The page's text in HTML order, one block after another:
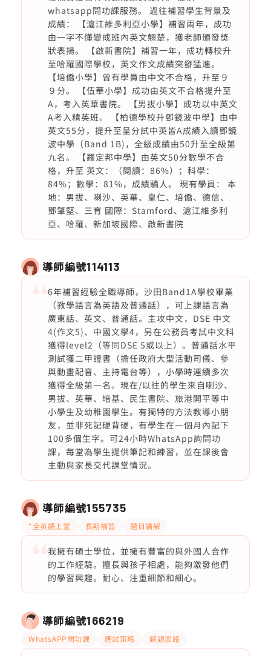
whatsapp問功課服務。 過往補習學生背景及
成績： 【滬江維多利亞小學】補習兩年，成功
由一字不懂變成班內英文翹楚，獲老師頒發獎
狀表揚。 【啟新書院】補習一年，成功轉校升
至哈羅國際學校，英文作文成績突發猛進。
【培僑小學】曾有學員由中文不合格，升至９
９分。 【伍華小學】成功由英文不合格提升至
A，考入英華書院。 【男拔小學】成功以中英文
A考入精英班。 【柏德學校升鄧鏡波中學】由中
英文55分，提升至呈分試中英皆A成績入讀鄧鏡
波中學（Band 1B)，全級成績由50升至全級第
九名。 【羅定邦中學】由英文50分數學不合
格，升至 英文：（閱讀：86%）；科學：
84%；數學：81%，成績驕人。 現有學員： 本
地：男拔、喇沙、英華、皇仁、培僑、德信、
鄧肇堅、三育 國際：Stamford、滬江維多利
亞、哈羅、新加坡國際、啟新書院
導師編號114113
6年補習經驗全職導師，沙田Band1A學校畢業
（教學語言為英語及普通話），可上課語言為
廣東話、英文、普通話。主攻中文，DSE 中文
4(作文5)、中國文學4，另在公務員考試中文科
獲得level2（等同DSE 5或以上）。普通話水平
測試獲二甲證書（擔任政府大型活動司儀、參
與動畫配音、主持電台等），小學時連續多次
獲得全級第一名。現在/以往的學生來自喇沙、
男拔、英華、培基、民生書院、旅港開平等中
小學生及幼稚園學生。有獨特的方法教導小朋
友，並非死記硬背硬，有學生在一個月內記下
100多個生字。可24小時WhatsApp詢問功
課，每堂為學生提供筆記和練習，並在課後會
主動與家長交代課堂情況。
導師編號155735
*全英語上堂 長期補習 題目講解
我擁有碩士學位，並擁有豐富的與外國人合作
的工作經驗。擅長與孩子相處，能夠激發他們
的學習興趣。耐心、注重細節和細心。
導師編號166219
WhatsAPP問功課 應試策略 解題思路